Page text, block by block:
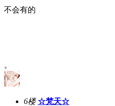
不会有的
。
6楼 ☆梵天☆